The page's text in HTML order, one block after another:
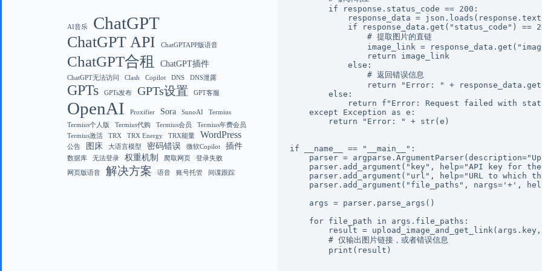
        if response.status_code == 200:
response_data =
if response_data.get("status_code") ==
                # 提取图片的直链
image_link =
                return image_link
            else:
                # 返回错误信息
return "Error: " +
        else:
return f"Error: Request failed with
    except Exception as e:
        return "Error: " + str(e)
if __name__ == "__main__":
parser =
parser.add_argument("key", help="API key for
parser.add_argument("url", help="URL to which
parser.add_argument("file_paths", nargs='+',
    args = parser.parse_args()
    for file_path in args.file_paths:
result =
        # 仅输出图片链接，或者错误信息
        print(result)
AI音乐 ChatGPT
ChatGPT API ChatGPTAPP版语音
ChatGPT合租 ChatGPT插件
ChatGPT无法访问 Clash Copilot DNS DNS泄露
GPTs GPTs发布 GPTs设置 GPT客服
OpenAI Proxifier Sora SunoAI
Termius
Termius个人版
Termius代购 Termius会员
Termius年费会员
Termius激活
TRX TRX Energy TRX能量 WordPress
公告 图床 大语言模型 密码错误 微软Copilot 插件
数据库 无法登录 权重机制 爬取网页 登录失败
网页版语音 解决方案 语音 账号托管 间谍跟踪